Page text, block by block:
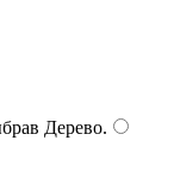
Дерево.